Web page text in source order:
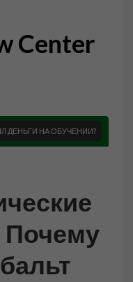
Center
ДЕНЬГИ НА ОБУЧЕНИИ?